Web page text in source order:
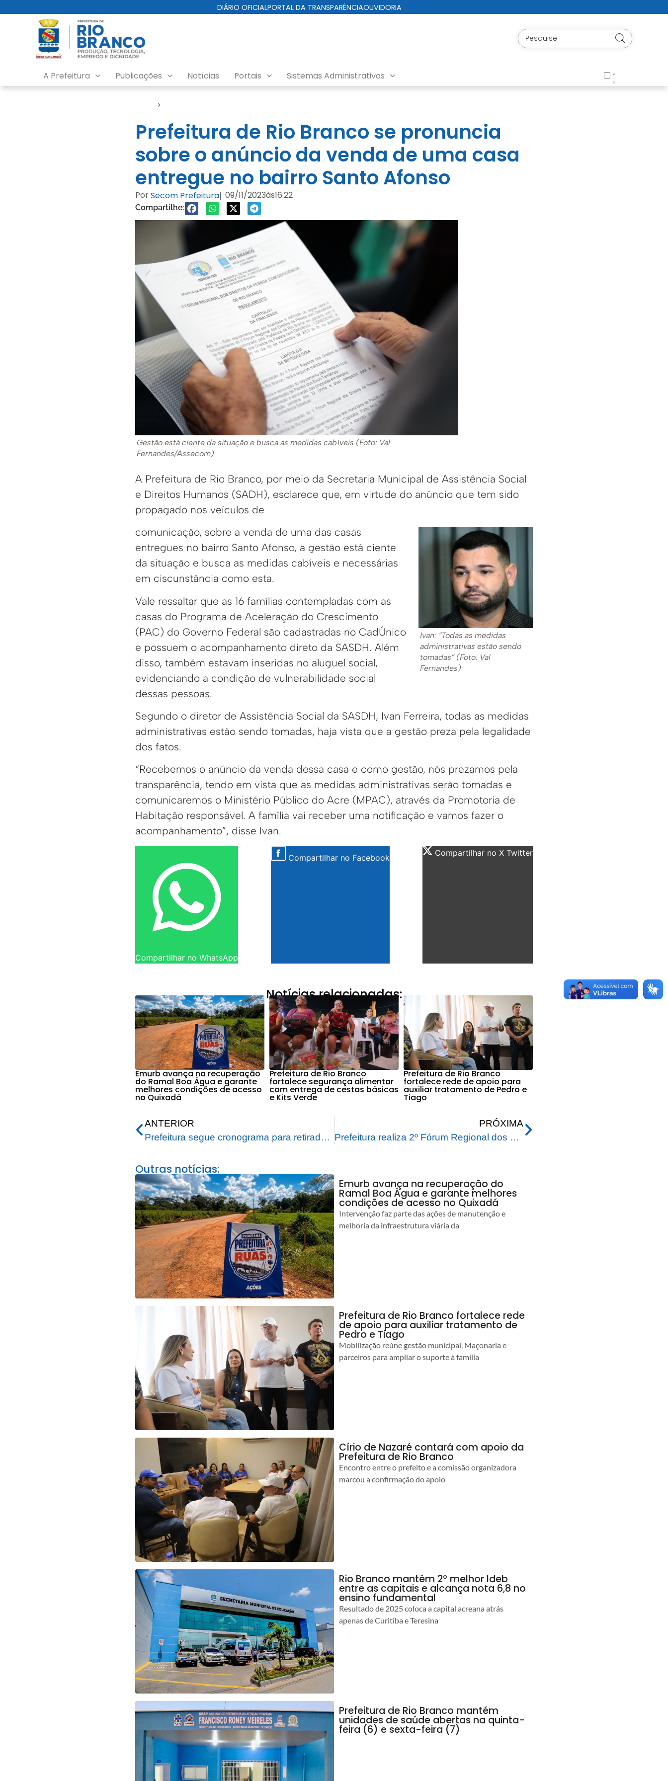
DIÁRIO OFICIALPORTAL DA TRANSPARÊNCIAOUVIDORIA
A Prefeitura Publicações Notícias Portais Sistemas Administrativos
›
Prefeitura de Rio Branco se pronuncia
sobre o anúncio da venda de uma casa
entregue no bairro Santo Afonso
PorSecom Prefeitura| 09/11/2023às16:22
Compartilhe:
Gestão está ciente da situação e busca as medidas cabíveis (Foto: Val
Fernandes/Assecom)
A Prefeitura de Rio Branco, por meio da Secretaria Municipal de Assistência Social
e Direitos Humanos (SADH), esclarece que, em virtude do anúncio que tem sido
propagado nos veículos de
Ivan: “Todas as medidas
administrativas estão sendo
tomadas” (Foto: Val
Fernandes)
comunicação, sobre a venda de uma das casas
entregues no bairro Santo Afonso, a gestão está ciente
da situação e busca as medidas cabíveis e necessárias
em ciscunstância como esta.
Vale ressaltar que as 16 famílias contempladas com as
casas do Programa de Aceleração do Crescimento
(PAC) do Governo Federal são cadastradas no CadÚnico
e possuem o acompanhamento direto da SASDH. Além
disso, também estavam inseridas no aluguel social,
evidenciando a condição de vulnerabilidade social
dessas pessoas.
Segundo o diretor de Assistência Social da SASDH, Ivan Ferreira, todas as medidas
administrativas estão sendo tomadas, haja vista que a gestão preza pela legalidade
dos fatos.
“Recebemos o anúncio da venda dessa casa e como gestão, nós prezamos pela
transparência, tendo em vista que as medidas administrativas serão tomadas e
comunicaremos o Ministério Público do Acre (MPAC), através da Promotoria de
Habitação responsável. A família vai receber uma notificação e vamos fazer o
acompanhamento”, disse Ivan.
Compartilhar no WhatsApp
Compartilhar no Facebook Compartilhar no X Twitter
Notícias relacionadas:
Emurb avança na recuperação
do Ramal Boa Água e garante
melhores condições de acesso
no Quixadá
Prefeitura de Rio Branco
fortalece segurança alimentar
com entrega de cestas básicas
e Kits Verde
Prefeitura de Rio Branco
fortalece rede de apoio para
auxiliar tratamento de Pedro e
Tiago
ANTERIOR
Prefeitura segue cronograma para retirada de lixo nos bairros
PRÓXIMA
Prefeitura realiza 2º Fórum Regional dos Direitos da Pessoa com Deficiência do Baixo Acre
Outras notícias:
Emurb avança na recuperação do
Ramal Boa Água e garante melhores
condições de acesso no Quixadá
Intervenção faz parte das ações de manutenção e
melhoria da infraestrutura viária da
Prefeitura de Rio Branco fortalece rede
de apoio para auxiliar tratamento de
Pedro e Tiago
Mobilização reúne gestão municipal, Maçonaria e
parceiros para ampliar o suporte à família
Círio de Nazaré contará com apoio da
Prefeitura de Rio Branco
Encontro entre o prefeito e a comissão organizadora
marcou a confirmação do apoio
Rio Branco mantém 2º melhor Ideb
entre as capitais e alcança nota 6,8 no
ensino fundamental
Resultado de 2025 coloca a capital acreana atrás
apenas de Curitiba e Teresina
Prefeitura de Rio Branco mantém
unidades de saúde abertas na quinta-
feira (6) e sexta-feira (7)